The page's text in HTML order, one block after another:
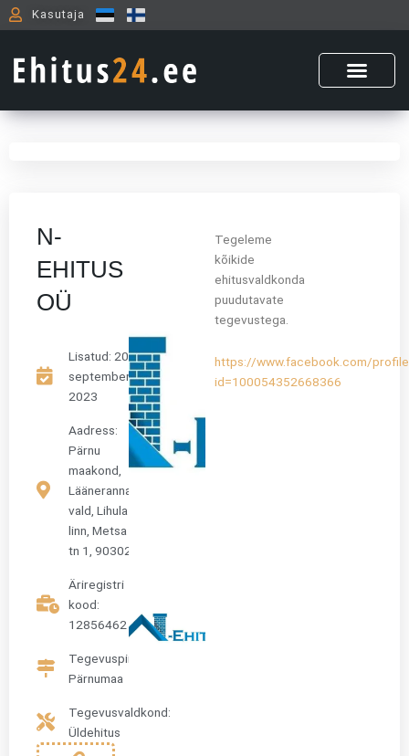
Skip
to
Kasutaja
N-
EHITUS
OÜ
Lisatud: 20.
september,
2023
Aadress:
Pärnu
maakond,
Lääneranna
vald, Lihula
linn, Metsa
tn 1, 90302
Äriregistri
kood:
12856462
Tegevuspiirkond:
Pärnumaa
Tegevusvaldkond:
Üldehitus
Tegeleme
kõikide
ehitusvaldkonda
puudutavate
tegevustega.
https://www.facebook.com/
id=100054352668366